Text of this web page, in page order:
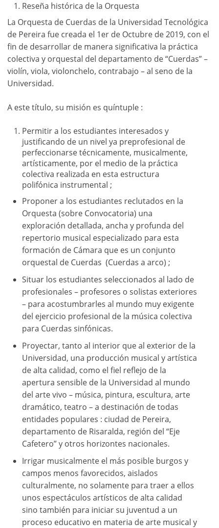
Reseña histórica de la Orquesta
La Orquesta de Cuerdas de la Universidad Tecnológica
de Pereira fue creada el 1er de Octubre de 2019, con el
fin de desarrollar de manera significativa la práctica
colectiva y orquestal del departamento de “Cuerdas” –
violín, viola, violonchelo, contrabajo – al seno de la
Universidad.
A este título, su misión es quíntuple :
Permitir a los estudiantes interesados y
justificando de un nivel ya preprofesional de
perfeccionarse técnicamente, musicalmente,
artísticamente, por el medio de la práctica
colectiva realizada en esta estructura
polifónica instrumental ;
Proponer a los estudiantes reclutados en la
Orquesta (sobre Convocatoria) una
exploración detallada, ancha y profunda del
repertorio musical especializado para esta
formación de Cámara que es un conjunto
orquestal de Cuerdas (Cuerdas a arco) ;
Situar los estudiantes seleccionados al lado de
profesionales – profesores o solistas exteriores
– para acostumbrarles al mundo muy exigente
del ejercicio profesional de la música colectiva
para Cuerdas sinfónicas.
Proyectar, tanto al interior que al exterior de la
Universidad, una producción musical y artística
de alta calidad, como el fiel reflejo de la
apertura sensible de la Universidad al mundo
del arte vivo – música, pintura, escultura, arte
dramático, teatro – a destinación de todas
entidades populares : ciudad de Pereira,
departamento de Risaralda, región del “Eje
Cafetero” y otros horizontes nacionales.
Irrigar musicalmente el más posible burgos y
campos menos favorecidos, aislados
culturalmente, no solamente para traer a ellos
unos espectáculos artísticos de alta calidad
sino también para iniciar su juventud a un
proceso educativo en materia de arte musical y